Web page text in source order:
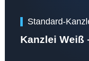
Standard-
Kanzlei Weiß